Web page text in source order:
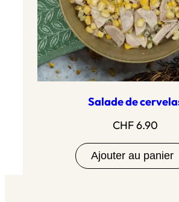
Salade de
CHF6.90
Ajouter au panier